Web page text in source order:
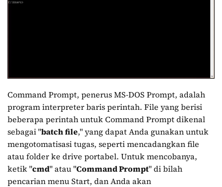
Command Prompt, penerus MS-DOS Prompt, adalah
program interpreter baris perintah. File yang berisi
beberapa perintah untuk Command Prompt dikenal
sebagai "batch file," yang dapat Anda gunakan untuk
mengotomatisasi tugas, seperti mencadangkan file
atau folder ke drive portabel. Untuk mencobanya,
ketik "cmd" atau "Command Prompt" di bilah
pencarian menu Start, dan Anda akan